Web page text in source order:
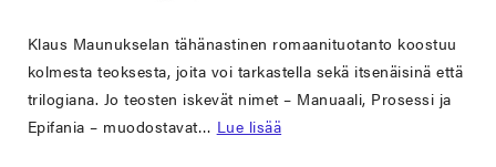
Klaus Maunukselan tähänastinen romaanituotanto koostuu
kolmesta teoksesta, joita voi tarkastella sekä itsenäisinä että
trilogiana. Jo teosten iskevät nimet – Manuaali, Prosessi ja
Epifania – muodostavat… Lue lisää